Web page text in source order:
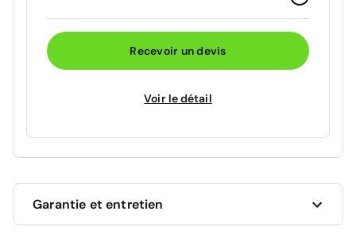
Recevoir un devis
Voir le détail
Garantie et entretien